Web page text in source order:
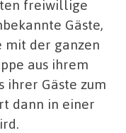
freiwillige
Gäste,
mit der ganzen
aus ihrem
ihrer Gäste zum
dann in einer